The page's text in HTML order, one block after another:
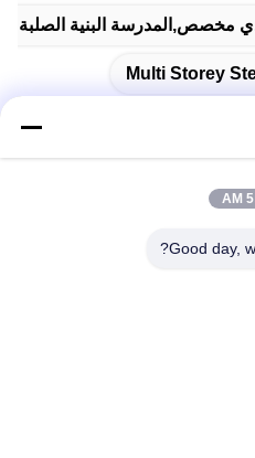
مخصص,المدرسة البنية الصلبة
Multi Storey
Good day,